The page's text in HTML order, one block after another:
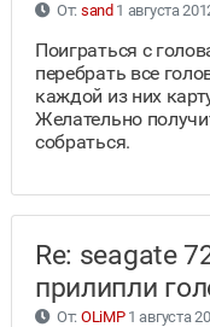
От: sand 1 августа
Поиграться с
перебрать все
каждой из них
Желательно
собраться.
Re: seagate
прилипли
От: OLiMP1 августа